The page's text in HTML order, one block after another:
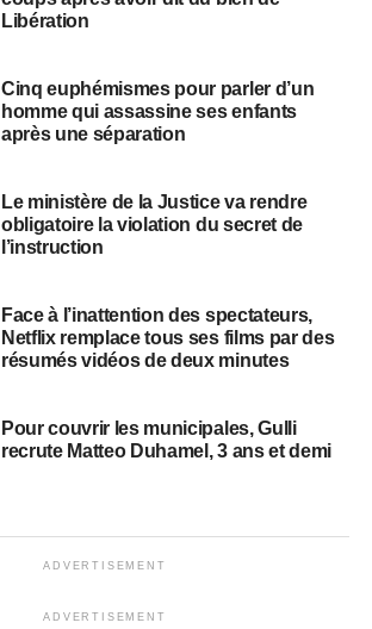
Libération
Cinq euphémismes pour parler d’un
homme qui assassine ses enfants
après une séparation
Le ministère de la Justice va rendre
obligatoire la violation du secret de
l’instruction
Face à l’inattention des spectateurs,
Netflix remplace tous ses films par des
résumés vidéos de deux minutes
Pour couvrir les municipales, Gulli
recrute Matteo Duhamel, 3 ans et demi
ADVERTISEMENT
ADVERTISEMENT